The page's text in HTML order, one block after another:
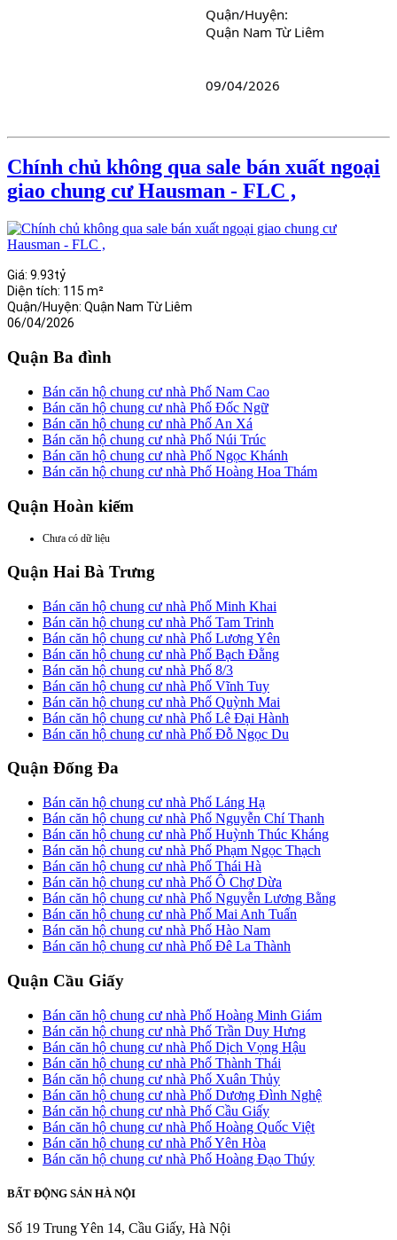
Quận/Huyện:
Quận Nam Từ Liêm
09/04/2026
Chính chủ không qua sale bán xuất ngoại
giao chung cư Hausman - FLC ,
Giá: 9.93tỷ
Diện tích: 115 m²
Quận/Huyện: Quận Nam Từ Liêm
06/04/2026
Quận Ba đình
Bán căn hộ chung cư nhà Phố Nam Cao
Bán căn hộ chung cư nhà Phố Đốc Ngữ
Bán căn hộ chung cư nhà Phố An Xá
Bán căn hộ chung cư nhà Phố Núi Trúc
Bán căn hộ chung cư nhà Phố Ngọc Khánh
Bán căn hộ chung cư nhà Phố Hoàng Hoa Thám
Quận Hoàn kiếm
Chưa có dữ liệu
Quận Hai Bà Trưng
Bán căn hộ chung cư nhà Phố Minh Khai
Bán căn hộ chung cư nhà Phố Tam Trinh
Bán căn hộ chung cư nhà Phố Lương Yên
Bán căn hộ chung cư nhà Phố Bạch Đằng
Bán căn hộ chung cư nhà Phố 8/3
Bán căn hộ chung cư nhà Phố Vĩnh Tuy
Bán căn hộ chung cư nhà Phố Quỳnh Mai
Bán căn hộ chung cư nhà Phố Lê Đại Hành
Bán căn hộ chung cư nhà Phố Đỗ Ngọc Du
Quận Đống Đa
Bán căn hộ chung cư nhà Phố Láng Hạ
Bán căn hộ chung cư nhà Phố Nguyễn Chí Thanh
Bán căn hộ chung cư nhà Phố Huỳnh Thúc Kháng
Bán căn hộ chung cư nhà Phố Phạm Ngọc Thạch
Bán căn hộ chung cư nhà Phố Thái Hà
Bán căn hộ chung cư nhà Phố Ô Chợ Dừa
Bán căn hộ chung cư nhà Phố Nguyễn Lương Bằng
Bán căn hộ chung cư nhà Phố Mai Anh Tuấn
Bán căn hộ chung cư nhà Phố Hào Nam
Bán căn hộ chung cư nhà Phố Đê La Thành
Quận Cầu Giấy
Bán căn hộ chung cư nhà Phố Hoàng Minh Giám
Bán căn hộ chung cư nhà Phố Trần Duy Hưng
Bán căn hộ chung cư nhà Phố Dịch Vọng Hậu
Bán căn hộ chung cư nhà Phố Thành Thái
Bán căn hộ chung cư nhà Phố Xuân Thủy
Bán căn hộ chung cư nhà Phố Dương Đình Nghệ
Bán căn hộ chung cư nhà Phố Cầu Giấy
Bán căn hộ chung cư nhà Phố Hoàng Quốc Việt
Bán căn hộ chung cư nhà Phố Yên Hòa
Bán căn hộ chung cư nhà Phố Hoàng Đạo Thúy
BẤT ĐỘNG SẢN HÀ NỘI
Số 19 Trung Yên 14, Cầu Giấy, Hà Nội